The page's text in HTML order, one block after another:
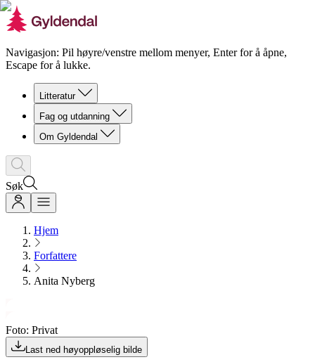
Navigasjon: Pil høyre/venstre mellom menyer, Enter for å åpne,
Escape for å lukke.
Litteratur
Fag og utdanning
Om Gyldendal
Søk
Hjem
Forfattere
Anita Nyberg
Foto: Privat
Last ned høyoppløselig bilde